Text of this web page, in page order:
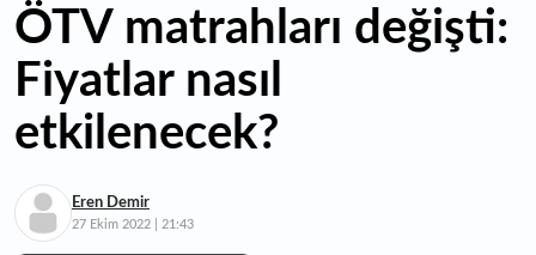
ÖTV matrahları değişti:
Fiyatlar nasıl
etkilenecek?
Eren Demir
27 Ekim 2022 | 21:43